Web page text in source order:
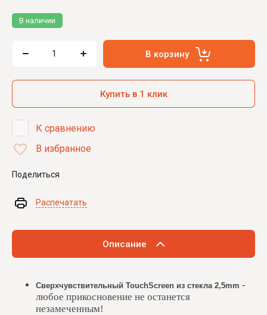
В наличии
В корзину
Купить в 1 клик
К сравнению
В избранное
Поделиться
Распечатать
Описание
Сверхчувствительный TouchScreen из стекла 2,5mm -
любое прикосновение не останется
незамеченным!